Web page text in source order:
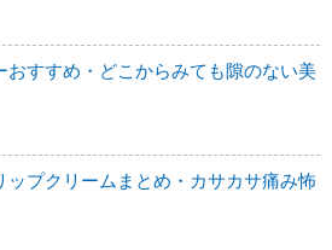
おすすめ・どこからみても隙のない美
ップクリームまとめ・カサカサ痛み怖